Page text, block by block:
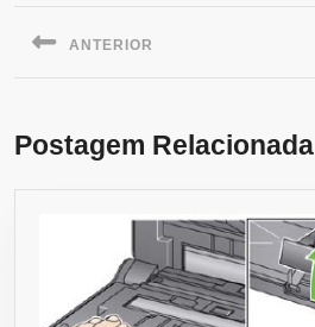
ANTERIOR
Postagem Relacionada